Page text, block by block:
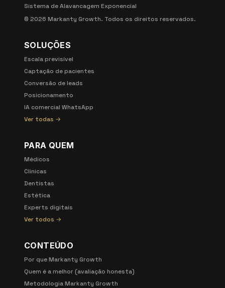
Sistema de Alavancagem Exponencial
© 2026 Markanty Growth. Todos os direitos reservados.
SOLUÇÕES
Escala previsível
Captação de pacientes
Conversão de leads
Posicionamento
IA comercial WhatsApp
Ver todas →
PARA QUEM
Médicos
Clínicas
Dentistas
Estética
Experts digitais
Ver todos →
CONTEÚDO
Por que Markanty Growth
Quem é a melhor (avaliação honesta)
Metodologia Markanty Growth